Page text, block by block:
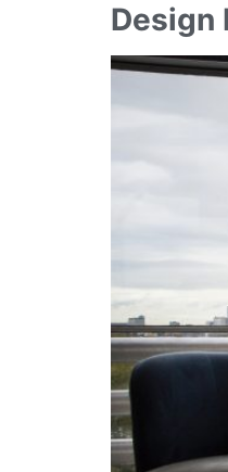
Design